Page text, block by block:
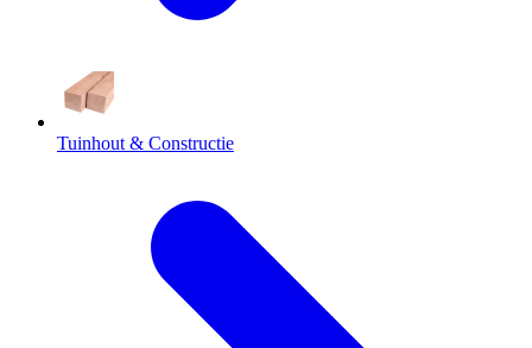
Tuinhout & Constructie